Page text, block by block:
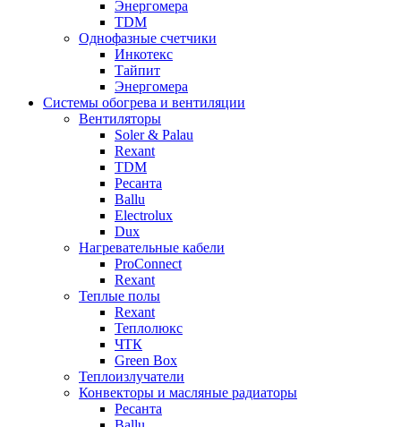
Энергомера
TDM
Однофазные счетчики
Инкотекс
Тайпит
Энергомера
Системы обогрева и вентиляции
Вентиляторы
Soler & Palau
Rexant
TDM
Ресанта
Ballu
Electrolux
Dux
Нагревательные кабели
ProConnect
Rexant
Теплые полы
Rexant
Теплолюкс
ЧТК
Green Box
Теплоизлучатели
Конвекторы и масляные радиаторы
Ресанта